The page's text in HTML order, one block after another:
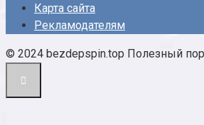
Карта сайта
Рекламодателям
© 2024 bezdepspin.top Полезный